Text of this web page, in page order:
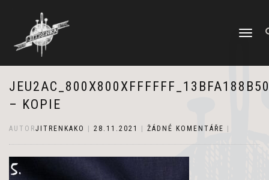
PŘEPNOUT
– KOPIE
AUTORJITRENKAKO 28.11.2021 ŽÁDNÉ KOMENTÁŘE